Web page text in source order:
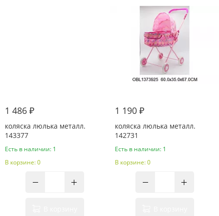
1 486 ₽
коляска люлька металл.
143377
Есть в наличии: 1
В корзине: 0
1 190 ₽
коляска люлька металл.
142731
Есть в наличии: 1
В корзине: 0